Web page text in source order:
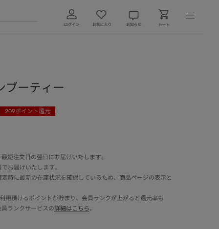
ブーティー
209ポイント還元
短注文日の翌日にお届けいたします。
お届けいたします。
時に最新の在庫状況を確認しているため、商品ページの表示と
用頂けるポイントが貯まり、会員ランクが上がると還元率も
ランクサービスの詳細はこちら。